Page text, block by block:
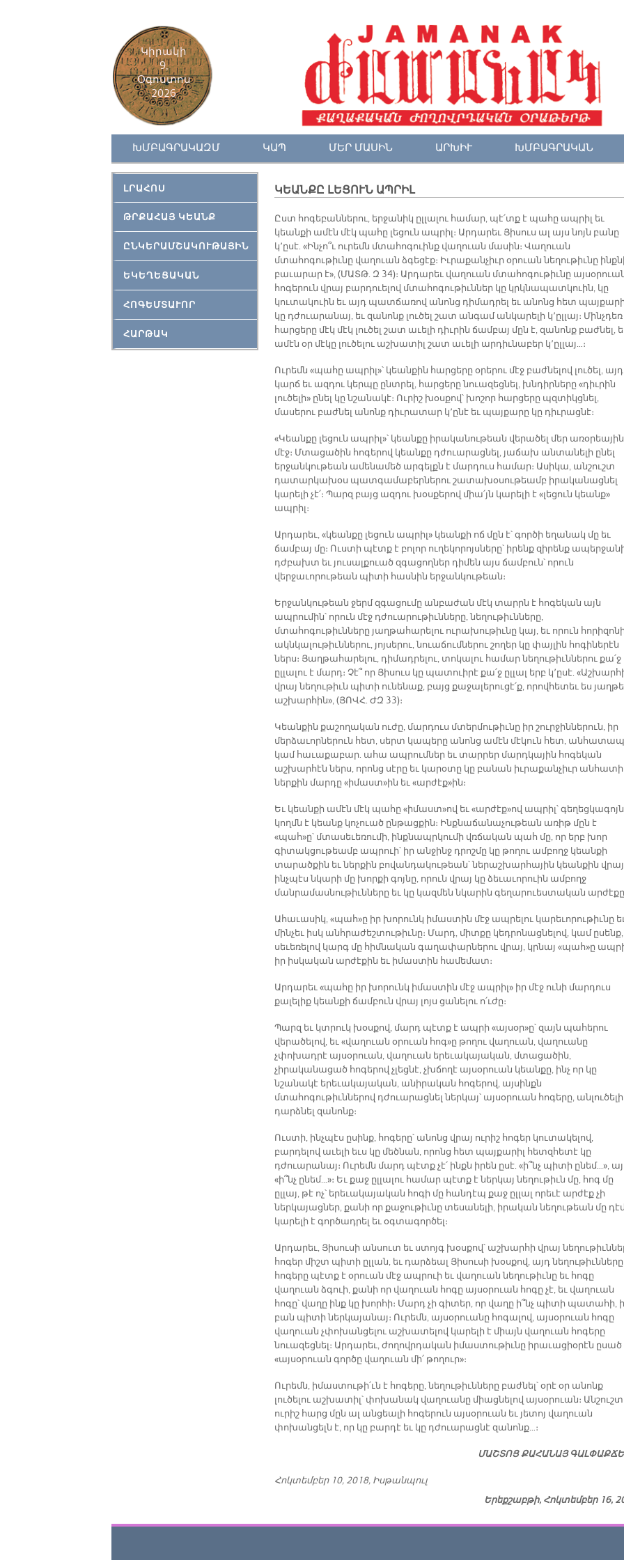
Կիրակի
9,
Օգոստոս
2026
ԽՄԲԱԳՐԱԿԱԶՄ ԿԱՊ ՄԵՐ ՄԱՍԻՆ ԱՐԽԻՒ ԽՄԲԱԳՐԱԿԱՆ
ԼՐԱՀՈՍ
ԹՐՔԱՀԱՅ ԿԵԱՆՔ
ԸՆԿԵՐԱՄՇԱԿՈՒԹԱՅԻՆ
ԵԿԵՂԵՑԱԿԱՆ
ՀՈԳԵՄՏԱՒՈՐ
ՀԱՐԹԱԿ
ԿԵԱՆՔԸ ԼԵՑՈՒՆ ԱՊՐԻԼ
Ըստ հոգեբաններու, երջանիկ ըլլալու համար, պէ՛տք է պահը ապրիլ եւ
կեանքի ամէն մէկ պահը լեցուն ապրիլ։ Արդարեւ Յիսուս ալ այս նոյն բանը
կ՚ըսէ. «Ինչո՞ւ ուրեմն մտահոգուինք վաղուան մասին։ Վաղուան
մտահոգութիւնը վաղուան ձգեցէք։ Իւրաքանչիւր օրուան նեղութիւնը
բաւարար է», (ՄԱՏԹ. Զ 34)։ Արդարեւ վաղուան մտահոգութիւնը
հոգերուն վրայ բարդուելով մտահոգութիւններ կը կրկնապատկուին, կը
կուտակուին եւ այդ պատճառով անոնց դիմադրել եւ անոնց հետ
կը դժուարանայ, եւ զանոնք լուծել շատ անգամ անկարելի կ՚ըլլայ։ Մինչդեռ
հարցերը մէկ մէկ լուծել շատ աւելի դիւրին ճամբայ մըն է, զանոնք բաժնել,
ամէն օր մէկը լուծելու աշխատիլ շատ աւելի արդիւնաբեր կ՚ըլլայ…։
Ուրեմն «պահը ապրիլ»՝ կեանքին հարցերը օրերու մէջ բաժնելով լուծել, այդ
կարճ եւ ազդու կերպը ընտրել, հարցերը նուազեցնել, խնդիրները «դիւրին
լուծելի» ընել կը նշանակէ։ Ուրիշ խօսքով՝ խոշոր հարցերը պզտիկցնել,
մասերու բաժնել անոնք դիւրատար կ՚ընէ եւ պայքարը կը դիւրացնէ։
«Կեանքը լեցուն ապրիլ»՝ կեանքը իրականութեան վերածել մեր առօրեային
մէջ։ Մտացածին հոգերով կեանքը դժուարացնել, յաճախ անտանելի ընել
երջանկութեան ամենամեծ արգելքն է մարդուս համար։ Ասիկա, անշուշտ
դատարկախօս պատգամաբերներու շատախօսութեամբ իրականացնել
կարելի չէ՛։ Պարզ բայց ազդու խօսքերով միա՛յն կարելի է «լեցուն կեանք»
ապրիլ։
Արդարեւ, «կեանքը լեցուն ապրիլ» կեանքի ոճ մըն է՝ գործի եղանակ մը եւ
ճամբայ մը։ Ուստի պէտք է բոլոր ուղեկորոյսները՝ իրենք զիրենք
դժբախտ եւ յուսալքուած զգացողներ դիմեն այս ճամբուն՝ որուն
վերջաւորութեան պիտի հասնին երջանկութեան։
Երջանկութեան ջերմ զգացումը անբաժան մէկ տարրն է հոգեկան այն
ապրումին՝ որուն մէջ դժուարութիւնները, նեղութիւնները,
մտահոգութիւնները յաղթահարելու ուրախութիւնը կայ, եւ որուն
ակնկալութիւններու, յոյսերու, նուաճումներու շողեր կը փայլին հոգիներէն
ներս։ Յաղթահարելու, դիմադրելու, տոկալու համար նեղութիւններու քա՛ջ
ըլլալու է մարդ։ Չէ՞ որ Յիսուս կը պատուիրէ քա՛ջ ըլլալ երբ կ՚ըսէ.
վրայ նեղութիւն պիտի ունենաք, բայց քաջալերուցէ՛ք, որովհետեւ ես
աշխարհին», (ՅՈՎՀ. ԺԶ 33)։
Կեանքին քաշողական ուժը, մարդուս մտերմութիւնը իր շուրջիններուն, իր
մերձաւորներուն հետ, սերտ կապերը անոնց ամէն մէկուն հետ,
կամ հաւաքաբար. ահա ապրումներ եւ տարրեր մարդկային հոգեկան
աշխարհէն ներս, որոնց սէրը եւ կարօտը կը բանան իւրաքանչիւր անհատի
ներքին մարդը «իմաստ»ին եւ «արժէք»ին։
Եւ կեանքի ամէն մէկ պահը «իմաստ»ով եւ «արժէք»ով ապրիլ՝ գեղեցկագոյն
կողմն է կեանք կոչուած ընթացքին։ Ինքնաճանաչութեան առիթ մըն է
«պահ»ը՝ մտասեւեռումի, ինքնապրկումի վռճական պահ մը, որ երբ խոր
գիտակցութեամբ ապրուի՝ իր անջինջ դրոշմը կը թողու ամբողջ կեանքի
տարածքին եւ ներքին բովանդակութեան՝ ներաշխարհային կեանքին
ինչպէս նկարի մը խորքի գոյնը, որուն վրայ կը ձեւաւորուին ամբողջ
մանրամասնութիւնները եւ կը կազմեն նկարին գեղարուեստական
Ահաւասիկ, «պահ»ը իր խորունկ իմաստին մէջ ապրելու կարեւորութիւնը
մինչեւ իսկ անհրաժեշտութիւնը։ Մարդ, միտքը կեդրոնացնելով, կամ ըսենք,
սեւեռելով կարգ մը հիմնական գաղափարներու վրայ, կրնայ «պահ»ը
իր իսկական արժէքին եւ իմաստին համեմատ։
Արդարեւ «պահը իր խորունկ իմաստին մէջ ապրիլ» իր մէջ ունի մարդուս
քալելիք կեանքի ճամբուն վրայ լոյս ցանելու ո՛ւժը։
Պարզ եւ կտրուկ խօսքով, մարդ պէտք է ապրի «այսօր»ը՝ զայն պահերու
վերածելով, եւ «վաղուան օրուան հոգ»ը թողու վաղուան, վաղուանը
չփոխադրէ այսօրուան, վաղուան երեւակայական, մտացածին,
չիրականացած հոգերով չլեցնէ, չխճողէ այսօրուան կեանքը, ինչ որ կը
նշանակէ երեւակայական, անիրական հոգերով, այսինքն
մտահոգութիւններով դժուարացնել ներկայ՝ այսօրուան հոգերը, անլուծելի
դարձնել զանոնք։
Ուստի, ինչպէս ըսինք, հոգերը՝ անոնց վրայ ուրիշ հոգեր կուտակելով,
բարդելով աւելի եւս կը մեծնան, որոնց հետ պայքարիլ հետզհետէ կը
դժուարանայ։ Ուրեմն մարդ պէտք չէ՛ ինքն իրեն ըսէ. «ի՞նչ պիտի ընեմ…»,
«ի՞նչ ընեմ…»։ Եւ քաջ ըլլալու համար պէտք է ներկայ նեղութիւն մը, հոգ մը
ըլլայ, թէ ոչ՝ երեւակայական հոգի մը հանդէպ քաջ ըլլալ որեւէ արժէք չի
ներկայացներ, քանի որ քաջութիւնը տեսանելի, իրական նեղութեան մը
կարելի է գործադրել եւ օգտագործել։
Արդարեւ, Յիսուսի անսուտ եւ ստոյգ խօսքով՝ աշխարհի վրայ
հոգեր միշտ պիտի ըլլան, եւ դարձեալ Յիսուսի խօսքով, այդ նեղութիւնները
հոգերը պէտք է օրուան մէջ ապրուի եւ վաղուան նեղութիւնը եւ հոգը
վաղուան ձգուի, քանի որ վաղուան հոգը այսօրուան հոգը չէ, եւ վաղուան
հոգը՝ վաղը ինք կը խորհի։ Մարդ չի գիտեր, որ վաղը ի՞նչ պիտի պատահի,
բան պիտի ներկայանայ։ Ուրեմն, այսօրուանը հոգալով, այսօրուան հոգը
վաղուան չփոխանցելու աշխատելով կարելի է միայն վաղուան հոգերը
նուազեցնել։ Արդարեւ, ժողովրդական իմաստութիւնը իրաւացիօրէն ըսած
«այսօրուան գործը վաղուան մի՛ թողուր»։
Ուրեմն, իմաստութի՛ւն է հոգերը, նեղութիւնները բաժնել՝ օրէ օր անոնք
լուծելու աշխատիլ՝ փոխանակ վաղուանը միացնելով այսօրուան։ Անշուշտ
ուրիշ հարց մըն ալ անցեալի հոգերուն այսօրուան եւ յետոյ վաղուան
փոխանցելն է, որ կը բարդէ եւ կը դժուարացնէ զանոնք…։
ՄԱՇ­ՏՈՑ ՔԱ­ՀԱ­ՆԱՅ
Հոկտեմբեր 10, 2018, Իսթանպուլ
Երեքշաբթի, Հոկտեմբեր 16,